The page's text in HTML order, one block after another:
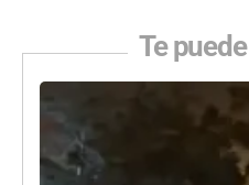
Te puede